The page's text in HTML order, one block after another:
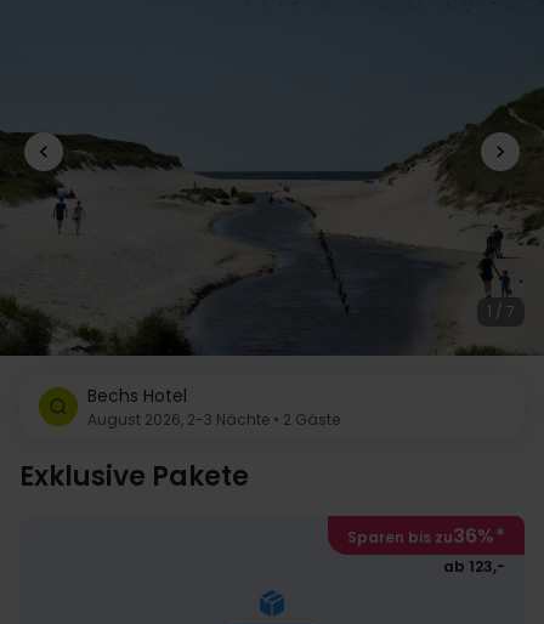
1 / 7
Bechs Hotel
August 2026, 2-3 Nächte • 2 Gäste
Exklusive Pakete
Sparen bis zu36%*
ab 123,-